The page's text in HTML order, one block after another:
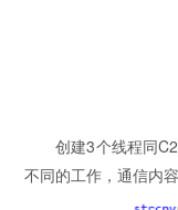
创建3个线程同
不同的工作，通信内